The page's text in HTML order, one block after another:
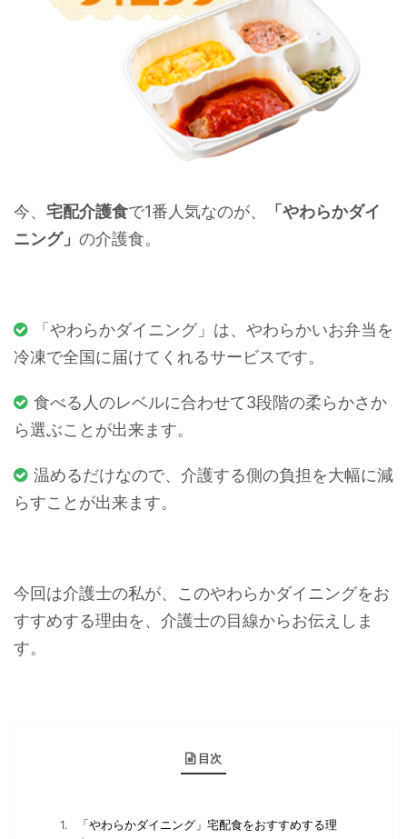
今、 宅配介護食で1番人気なのが、
「やわらかダイ
ニング」 の介護食。
「やわらかダイニング」は、やわらかいお弁当を
冷凍で全国に届けてくれるサービスです。
食べる人のレベルに合わせて3段階の柔らかさか
ら選ぶことが出来ます。
温めるだけなので、介護する側の負担を大幅に減
らすことが出来ます。
今回は介護士の私が、このやわらかダイニングをお
すすめする理由を、介護士の目線からお伝えしま
す。
目次
「やわらかダイニング」宅配食をおすすめする理